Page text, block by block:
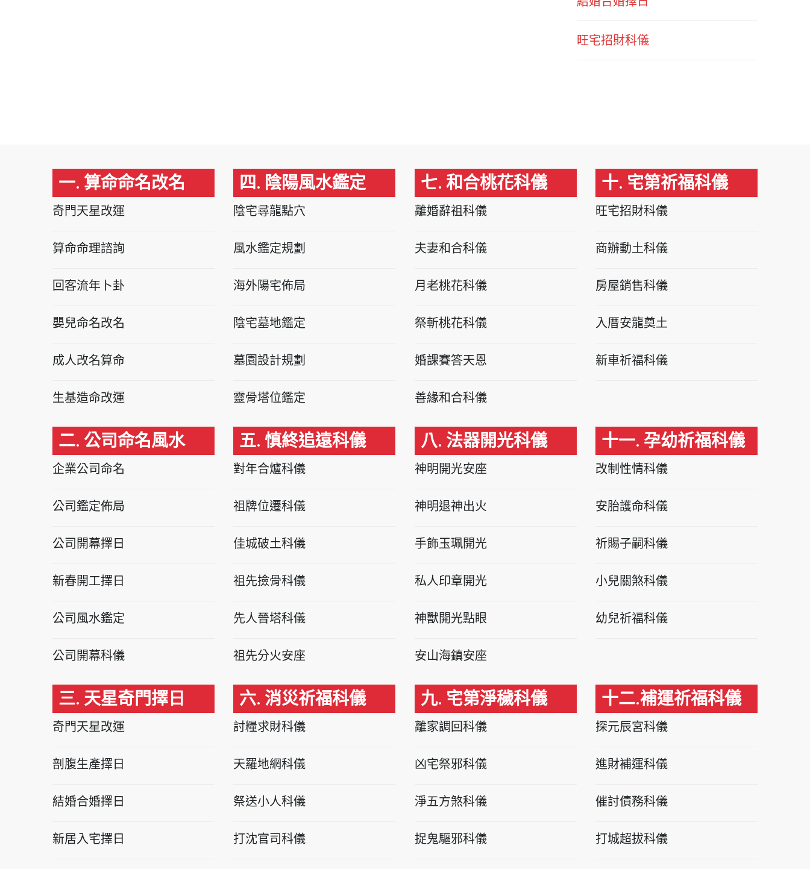
旺宅招財科儀
一. 算命命名改名
奇門天星改運
算命命理諮詢
回客流年卜卦
嬰兒命名改名
成人改名算命
生基造命改運
二. 公司命名風水
企業公司命名
公司鑑定佈局
公司開幕擇日
新春開工擇日
公司風水鑑定
公司開幕科儀
三. 天星奇門擇日
奇門天星改運
剖腹生產擇日
結婚合婚擇日
新居入宅擇日
四. 陰陽風水鑑定
陰宅尋龍點穴
風水鑑定規劃
海外陽宅佈局
陰宅墓地鑑定
墓園設計規劃
靈骨塔位鑑定
五. 慎終追遠科儀
對年合爐科儀
祖牌位遷科儀
佳城破土科儀
祖先撿骨科儀
先人晉塔科儀
祖先分火安座
六. 消災祈福科儀
討糧求財科儀
天羅地網科儀
祭送小人科儀
打沈官司科儀
七. 和合桃花科儀
離婚辭祖科儀
夫妻和合科儀
月老桃花科儀
祭斬桃花科儀
婚課賽答天恩
善緣和合科儀
八. 法器開光科儀
神明開光安座
神明退神出火
手飾玉珮開光
私人印章開光
神獸開光點眼
安山海鎮安座
九. 宅第淨穢科儀
離家調回科儀
凶宅祭邪科儀
淨五方煞科儀
捉鬼驅邪科儀
十. 宅第祈福科儀
旺宅招財科儀
商辦動土科儀
房屋銷售科儀
入厝安龍奠土
新車祈福科儀
十一. 孕幼祈福科儀
改制性情科儀
安胎護命科儀
祈賜子嗣科儀
小兒關煞科儀
幼兒祈福科儀
十二.補運祈福科儀
探元辰宮科儀
進財補運科儀
催討債務科儀
打城超拔科儀